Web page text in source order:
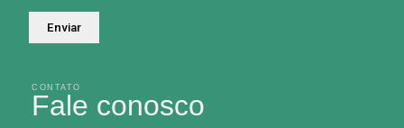
CONTATO
Fale conosco